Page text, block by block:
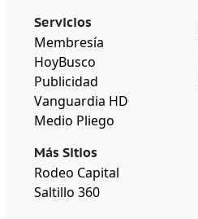
Servicios
Membresía
HoyBusco
Publicidad
Vanguardia HD
Medio Pliego
Más Sitios
Rodeo Capital
Saltillo 360